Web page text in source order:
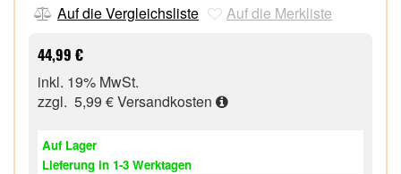
einstellbare Schnittlänge
Aufsatz zum Effilieren,
Reiseetui,
Auf die Vergleichsliste Auf die Merkliste
44,99 €
inkl. 19% MwSt.
zzgl. 5,99 €Versandkosten
Auf Lager
Lieferung in 1-3 Werktagen